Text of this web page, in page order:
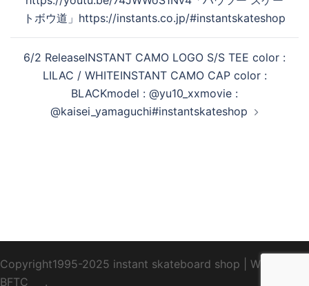
ョ
ン
トボウ道」https://instants.co.jp/#instantskateshop
6/2 ReleaseINSTANT CAMO LOGO S/S TEE color :
LILAC / WHITEINSTANT CAMO CAP color :
BLACKmodel : @yu10_xxmovie :
@kaisei_yamaguchi#instantskateshop
Copyright1995-2025 instant skateboard shop
WebDesign
BFTC _ _.